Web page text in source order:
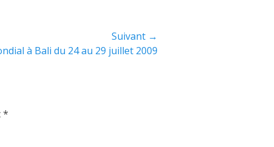
Suivant →
à Bali du 24 au 29 juillet 2009
*